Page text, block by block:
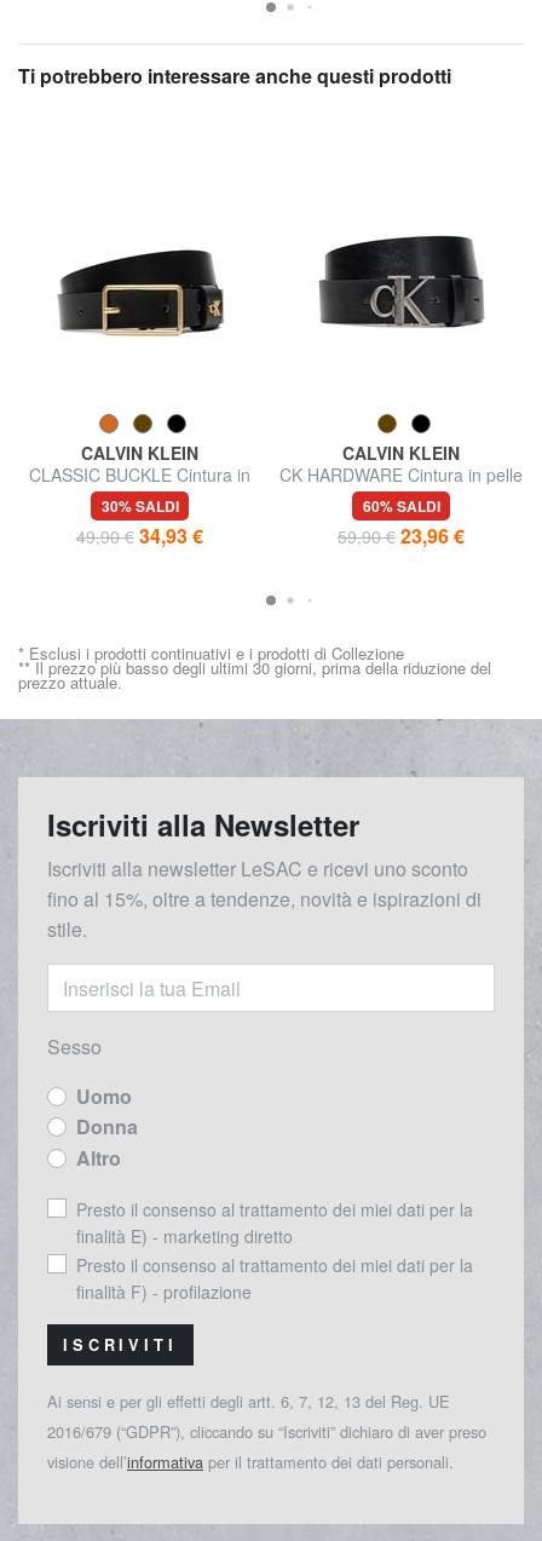
Ti potrebbero interessare anche questi prodotti
CALVIN KLEIN
CLASSIC BUCKLE Cintura in
pelle
30% SALDI
49,90 € 34,93 €
CALVIN KLEIN
CK HARDWARE Cintura in pelle
60% SALDI
59,90 € 23,96 €
* Esclusi i prodotti continuativi e i prodotti di Collezione
** Il prezzo più basso degli ultimi 30 giorni, prima della riduzione del
prezzo attuale.
Iscriviti alla Newsletter
Iscriviti alla newsletter LeSAC e ricevi uno sconto
fino al 15%, oltre a tendenze, novità e ispirazioni di
stile.
Sesso
Uomo
Donna
Altro
Presto il consenso al trattamento dei miei dati per la
finalità E) - marketing diretto
Presto il consenso al trattamento dei miei dati per la
finalità F) - profilazione
ISCRIVITI
Ai sensi e per gli effetti degli artt. 6, 7, 12, 13 del Reg. UE
2016/679 (“GDPR”), cliccando su “Iscriviti” dichiaro di aver preso
visione dell’informativa per il trattamento dei dati personali.